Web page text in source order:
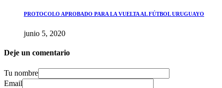
PROTOCOLO APROBADO PARA LA VUELTA AL FÚTBOL URUGUAYO
junio 5, 2020
Deje un comentario
Tu nombre
Email